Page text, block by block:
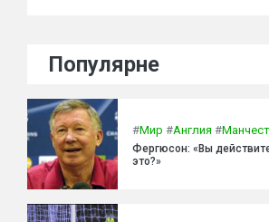
Популярне
#Мир #Англия #
Фергюсон: «Вы
это?»